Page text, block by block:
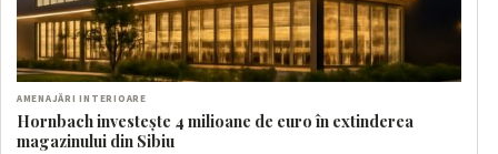
AMENAJĂRI INTERIOARE
Hornbach investește 4 milioane de euro în extinderea
magazinului din Sibiu